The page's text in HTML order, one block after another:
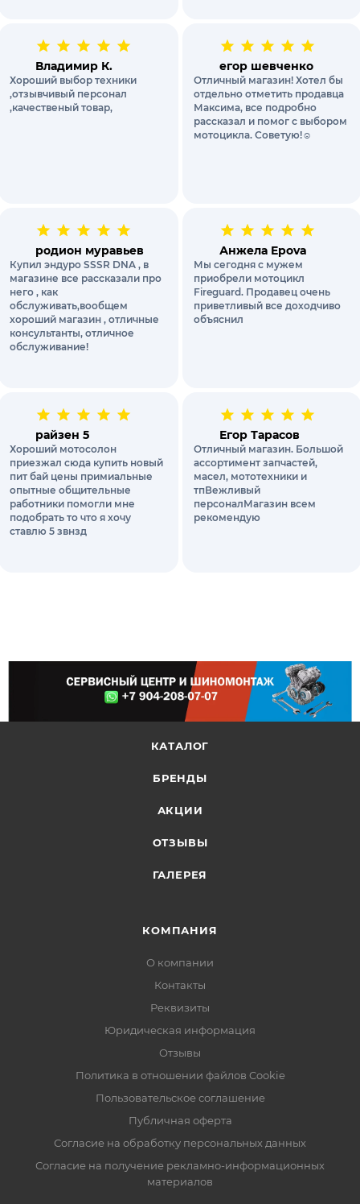
Владимир К.
Хороший выбор техники
,отзывчивый персонал
,качественый товар,
егор шевченко
Отличный магазин! Хотел бы
отдельно отметить продавца
Максима, все подробно
рассказал и помог с выбором
мотоцикла. Советую!☺️
родион муравьев
Купил эндуро SSSR DNA , в
магазине все рассказали про
него , как
обслуживать,вообщем
хороший магазин , отличные
консультанты, отличное
обслуживание!
Анжела Epova
Мы сегодня с мужем
приобрели мотоцикл
Fireguard. Продавец очень
приветливый все доходчиво
объяснил
райзен 5
Хороший мотосолон
приезжал сюда купить новый
пит бай цены примиальные
опытные общительные
работники помогли мне
подобрать то что я хочу
ставлю 5 звнзд
Егор Тарасов
Отличный магазин. Большой
ассортимент запчастей,
масел, мототехники и
тпВежливый
персоналМагазин всем
рекомендую
КАТАЛОГ
БРЕНДЫ
АКЦИИ
ОТЗЫВЫ
ГАЛЕРЕЯ
КОМПАНИЯ
О компании
Контакты
Реквизиты
Юридическая информация
Отзывы
Политика в отношении файлов Cookie
Пользовательское соглашение
Публичная оферта
Согласие на обработку персональных данных
Согласие на получение рекламно-информационных
материалов